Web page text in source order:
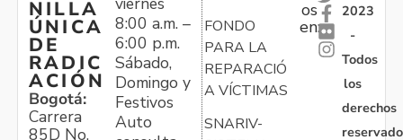
NILLA
ÚNICA
DE
RADIC
ACIÓN
Bogotá:
Carrera
85D No.
8:00 a.m. –
6:00 p.m.
Sábado,
Domingo y
Festivos
Auto
FONDO
PARA LA
REPARACIÓN
A VÍCTIMAS
SNARIV-
os
en:
2023
-
Todos
los
derechos